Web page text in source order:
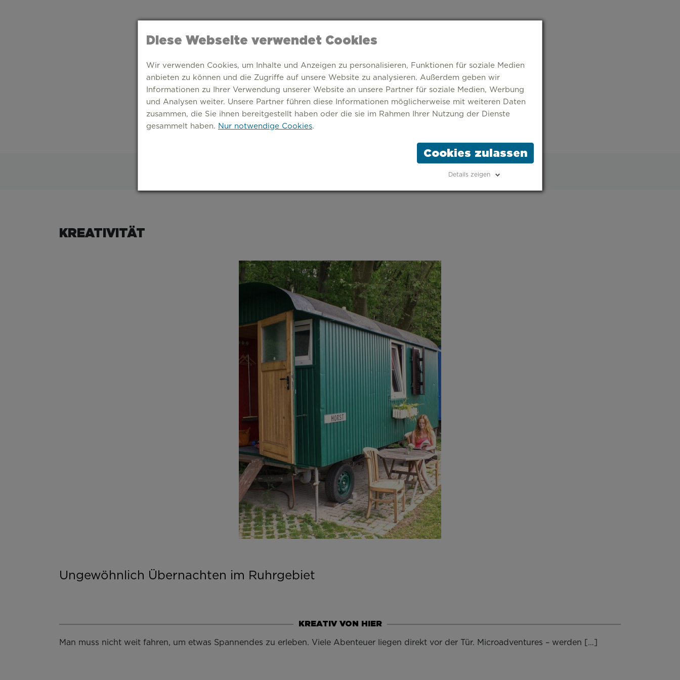
Diese Webseite verwendet Cookies
Wir verwenden Cookies, um Inhalte und Anzeigen zu personalisieren, Funktionen für soziale Medien
anbieten zu können und die Zugriffe auf unsere Website zu analysieren. Außerdem geben wir
Informationen zu Ihrer Verwendung unserer Website an unsere Partner für soziale Medien, Werbung
und Analysen weiter. Unsere Partner führen diese Informationen möglicherweise mit weiteren Daten
zusammen, die Sie ihnen bereitgestellt haben oder die sie im Rahmen Ihrer Nutzung der Dienste
gesammelt haben. Nur notwendige Cookies.
Cookies zulassen
Details zeigen
KREATIVITÄT
Ungewöhnlich Übernachten im Ruhrgebiet
KREATIV VON HIER
Man muss nicht weit fahren, um etwas Spannendes zu erleben. Viele Abenteuer liegen direkt vor der Tür. Microadventures – werden […]